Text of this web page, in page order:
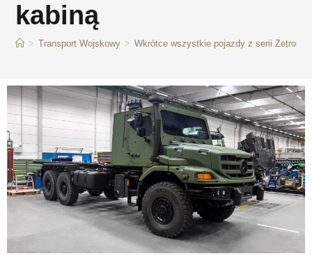
kabiną
> Transport Wojskowy > Wkrótce wszystkie pojazdy z serii Zetros